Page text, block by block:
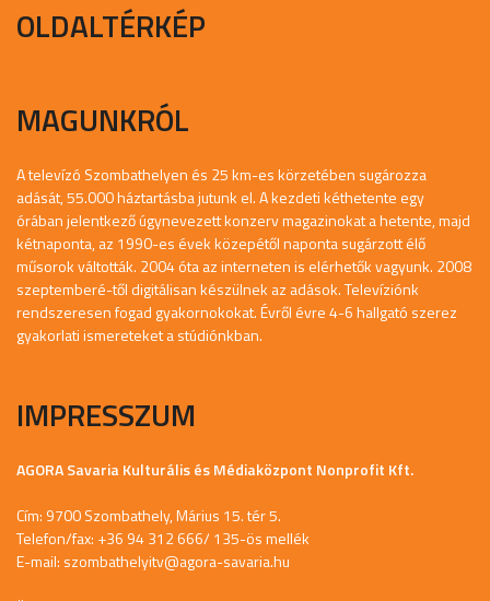
OLDALTÉRKÉP
MAGUNKRÓL
A televízó Szombathelyen és 25 km-es körzetében sugározza
adását, 55.000 háztartásba jutunk el. A kezdeti kéthetente egy
órában jelentkező úgynevezett konzerv magazinokat a hetente, majd
kétnaponta, az 1990-es évek közepétől naponta sugárzott élő
műsorok váltották. 2004 óta az interneten is elérhetők vagyunk. 2008
szeptemberé-től digitálisan készülnek az adások. Televíziónk
rendszeresen fogad gyakornokokat. Évről évre 4-6 hallgató szerez
gyakorlati ismereteket a stúdiónkban.
IMPRESSZUM
AGORA Savaria Kulturális és Médiaközpont Nonprofit Kft.
Cím: 9700 Szombathely, Márius 15. tér 5.
Telefon/fax: +36 94 312 666/ 135-ös mellék
E-mail: szombathelyitv@agora-savaria.hu